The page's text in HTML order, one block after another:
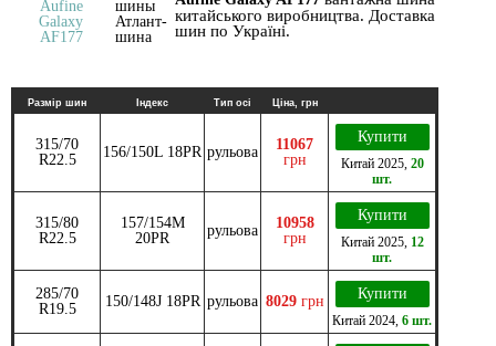
китайського виробництва. Доставка
шин по Україні.
Размір шин Індекс Тип осі Ціна, грн
315/70
R22.5
156/150L 18PR рульова
11067
грн
Купити
Китай2025, 20
шт.
315/80
R22.5
157/154М
20PR
рульова
10958
грн
Купити
Китай2025, 12
шт.
285/70
R19.5
150/148J 18PR рульова 8029 грн Купити
Китай 2024 6 шт.